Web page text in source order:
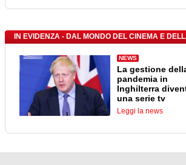
IN EVIDENZA - DAL MONDO DEL CINEMA E
NEWS
La gestione
pandemia in
Inghilterra
una serie tv
Leggi la news